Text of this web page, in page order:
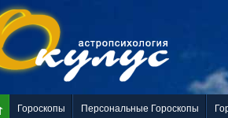
Гороскопы Персональные Гороскопы